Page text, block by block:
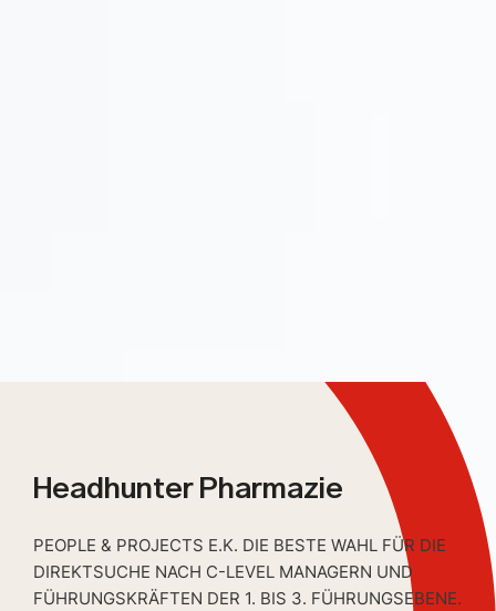
Headhunter Pharmazie
PEOPLE & PROJECTS E.K. DIE BESTE WAHL FÜR DIE
DIREKTSUCHE NACH C-LEVEL MANAGERN UND
FÜHRUNGSKRÄFTEN DER 1. BIS 3. FÜHRUNGSEBENE.